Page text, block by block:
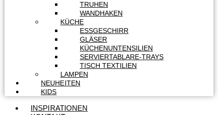
TRUHEN
WANDHAKEN
KÜCHE
ESSGESCHIRR
GLÄSER
KÜCHENUNTENSILIEN
SERVIERTABLARE-TRAYS
TISCH TEXTILIEN
LAMPEN
NEUHEITEN
KIDS
INSPIRATIONEN